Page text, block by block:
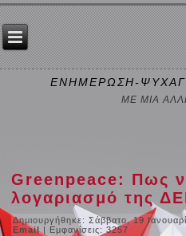
ΕΝΗΜΕΡΩΣΗ-
ΜΕ ΜΙΑ
Greenpeace: Πως
λογαριασμό της
Δημιουργήθηκε: Σάββατο, 19
Email | Εμφανίσεις: 3257